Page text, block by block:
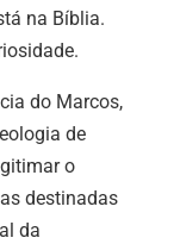
na Bíblia.
do Marcos,
de
o
destinadas
da